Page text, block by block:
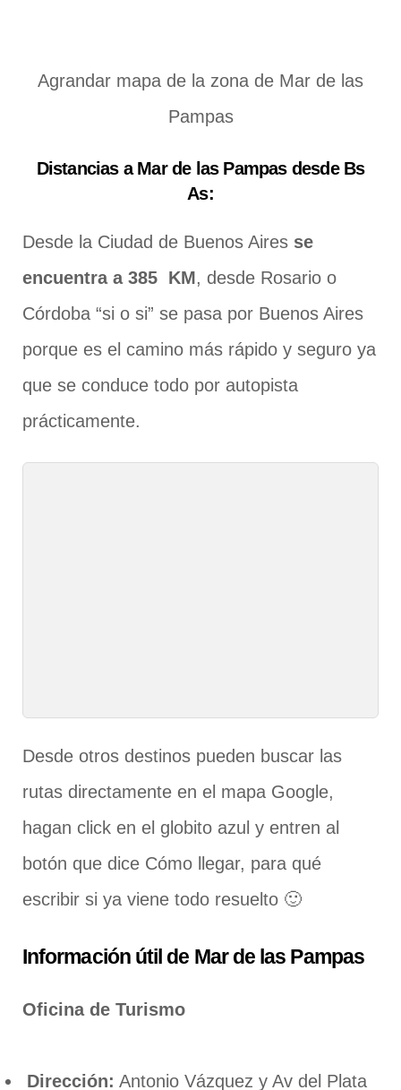
Agrandar mapa de la zona de Mar de las
Pampas
Distancias a Mar de las Pampas desde Bs
As:
Desde la Ciudad de Buenos Aires se
encuentra a 385 KM, desde Rosario o
Córdoba “si o si” se pasa por Buenos Aires
porque es el camino más rápido y seguro ya
que se conduce todo por autopista
prácticamente.
Desde otros destinos pueden buscar las
rutas directamente en el mapa Google,
hagan click en el globito azul y entren al
botón que dice Cómo llegar, para qué
escribir si ya viene todo resuelto 🙂
Información útil de Mar de las Pampas
Oficina de Turismo
Dirección: Antonio Vázquez y Av del Plata